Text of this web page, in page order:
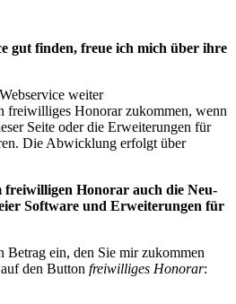
gut finden, freue ich mich über ihre
weiter
freiwilliges Honorar zukommen, wenn
Seite oder die Erweiterungen für
Die Abwicklung erfolgt über
freiwilligen Honorar auch die Neu-
Software und Erweiterungen für
Betrag ein, den Sie mir zukommen
den Button freiwilliges Honorar: